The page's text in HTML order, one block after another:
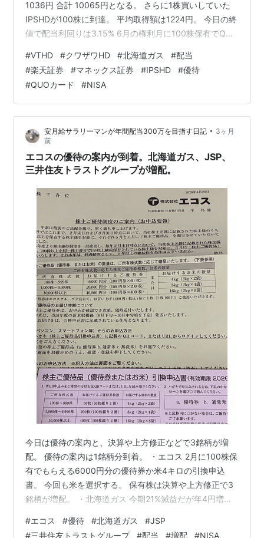
1036円 合計 10065円となる。 さらに1株買いしていた
IPSHDが100株に到達。 平均取得額は1224円。 今日の終
値で配当利回りは3.15% 6月の権利月に100株保有でQUO
なる。 100株保有での総合利回りは 3.98%となる。 しば
らくは様子見だが、大きく下がるなら300株を目指して
買い増しするかもしれない。 ランキング参加中不労所得
にほんブログ村
#VTHD #クワザワHD #北海道ガス #配当
#楽天証券 #マネックス証券 #IPSHD #優待
#QUOカード #NISA
安月給サラリーマンが年間配当300万を目指す日記 • 3ヶ月
前
エコスの優待の案内が到着。北海道ガス、JSP、
三井住友トラストグループが増配。
今日は優待の案内と、決算や上方修正などで3銘柄が増
配。 優待の案内は1銘柄分到着。 ・エコス 2月に100株保
有でもらえる6000円分の優待券か米4キロの引換申込
書。 今回も米を選択する。 保有株は決算や上方修正で3
銘柄が増配。 ・北海道ガス 今期21%減益だが年4円増配
株保有。 ・三井住友トラストグループ 7%上方修正で年
#エコス #優待 #北海道ガス #JSP
#三井住友トラストグループ #配当 #増配 #NISA